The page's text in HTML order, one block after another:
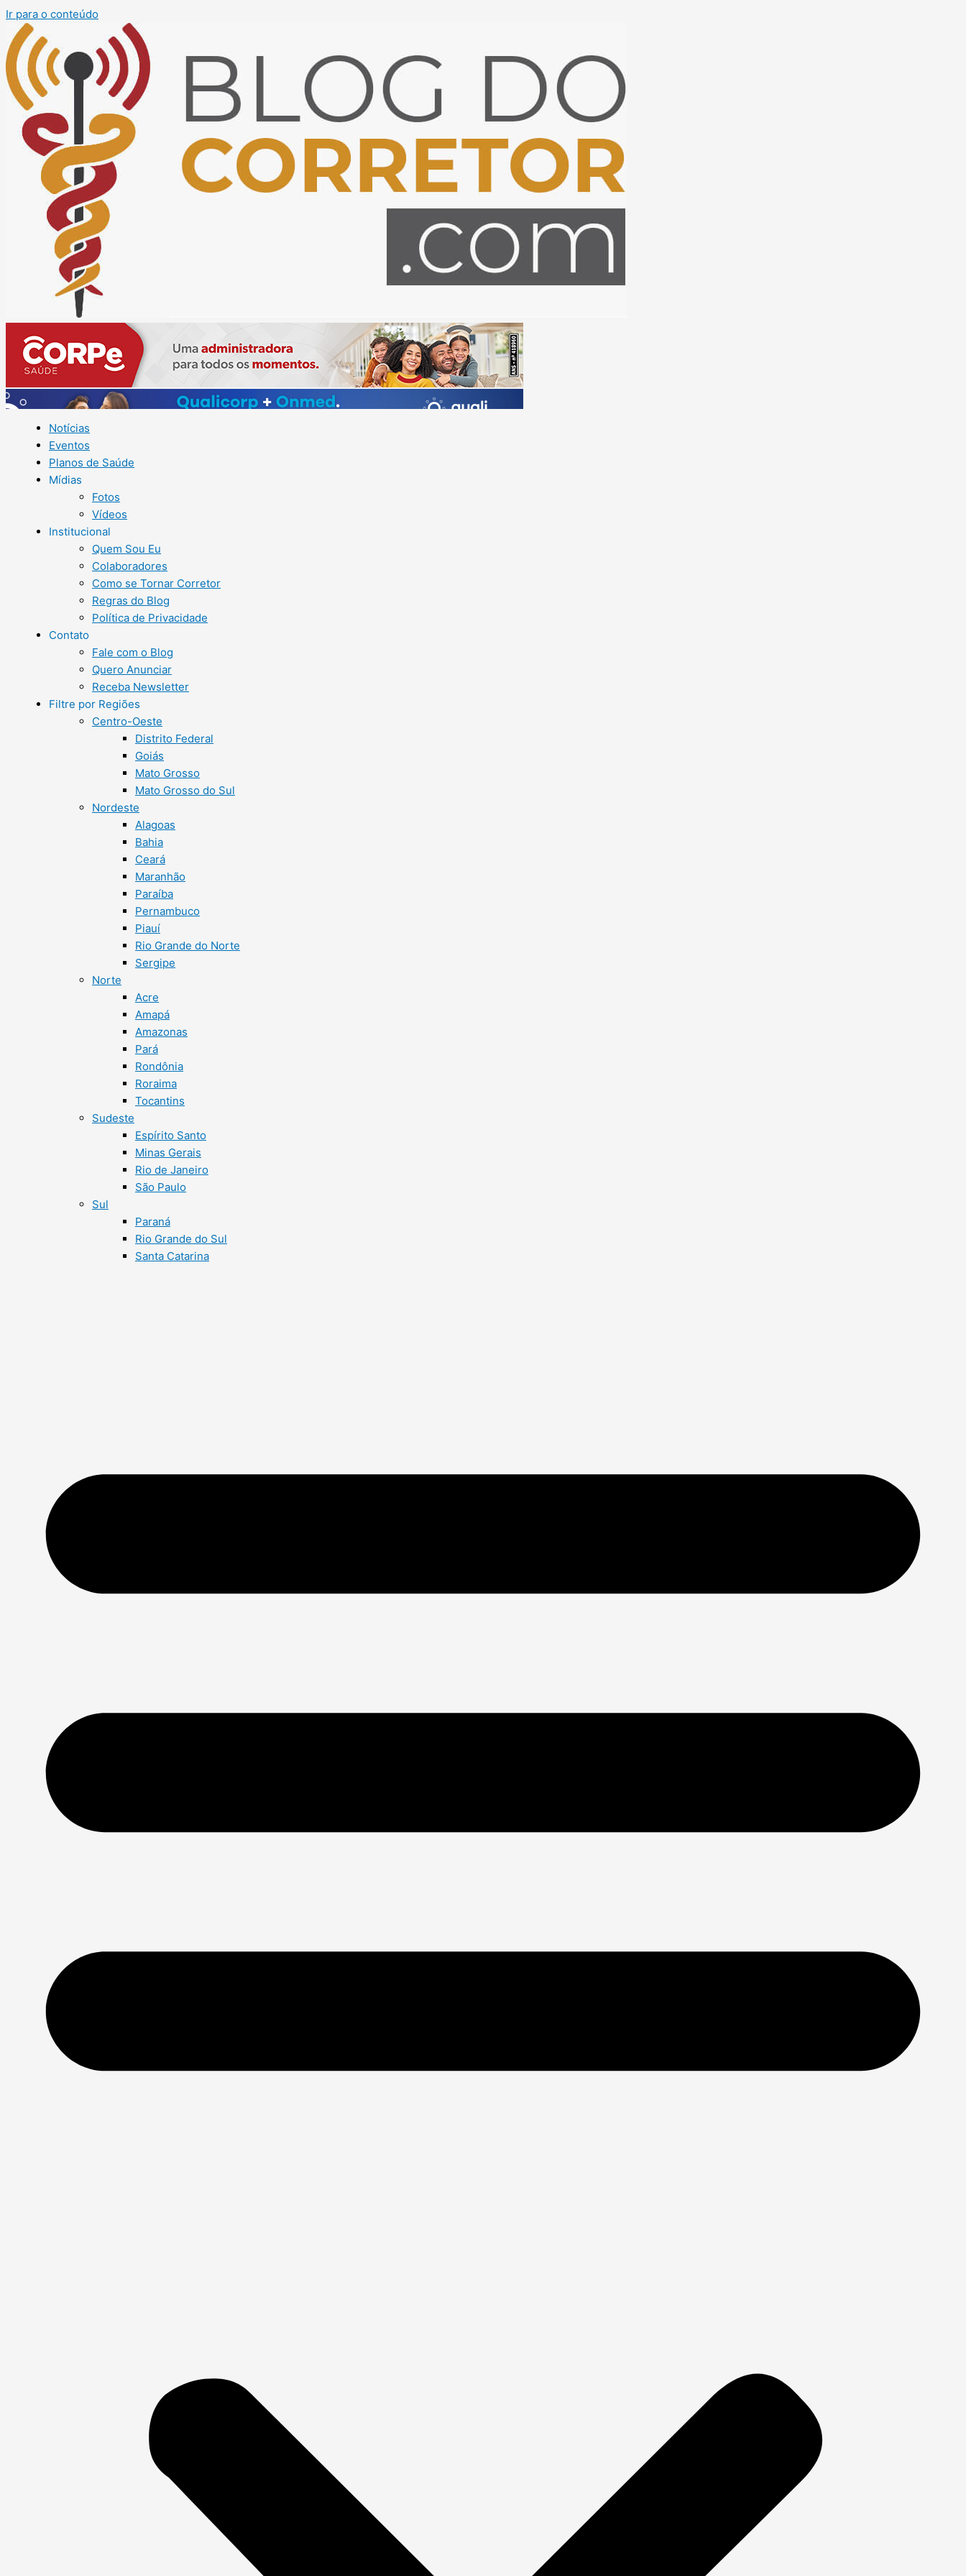
Ir para o conteúdo
Notícias
Eventos
Planos de Saúde
Mídias
Fotos
Vídeos
Institucional
Quem Sou Eu
Colaboradores
Como se Tornar Corretor
Regras do Blog
Política de Privacidade
Contato
Fale com o Blog
Quero Anunciar
Receba Newsletter
Filtre por Regiões
Centro-Oeste
Distrito Federal
Goiás
Mato Grosso
Mato Grosso do Sul
Nordeste
Alagoas
Bahia
Ceará
Maranhão
Paraíba
Pernambuco
Piauí
Rio Grande do Norte
Sergipe
Norte
Acre
Amapá
Amazonas
Pará
Rondônia
Roraima
Tocantins
Sudeste
Espírito Santo
Minas Gerais
Rio de Janeiro
São Paulo
Sul
Paraná
Rio Grande do Sul
Santa Catarina